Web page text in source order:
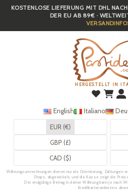
Skip
KOSTENLOSE LIEFERUNG MIT DHL
DER EU AB 89€ ·
HERGESTELLT IN
English Italiano
EUR (€)
GBP (£)
CAD ($)
Währungsumrechnungen dienen nur als Orientierung. Zahlungen
Shops, abgewickelt, und die Kasse zeigt die
Der endgültige Betrag in deiner Währung kann je nach
Kreditkartenanbieters